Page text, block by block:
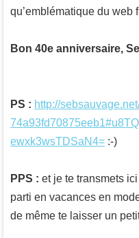
qu’emblématique du web
Bon 40e anniversaire,
PS : http://
ewxk3wsTDSaN4= :-)
PPS : et je te transmets
parti en vacances en
de même te laisser un